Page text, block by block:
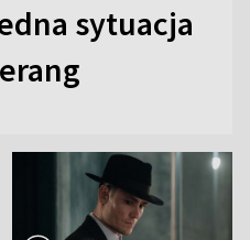
sytuacja